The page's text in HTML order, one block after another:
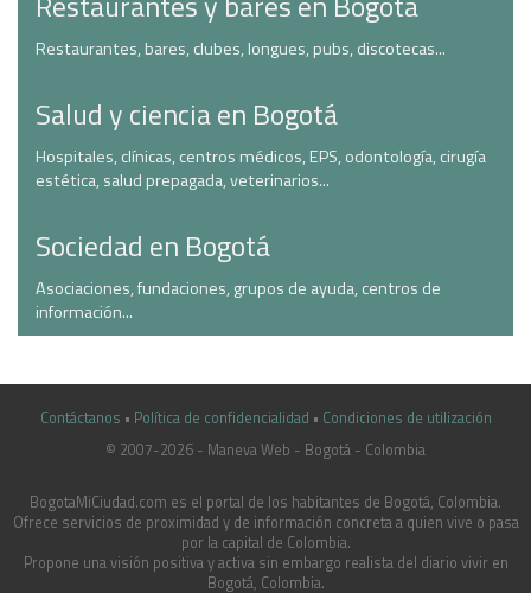
Restaurantes, bares, clubes, longues, pubs, discotecas...
Salud y ciencia en Bogotá
Hospitales, clínicas, centros médicos, EPS, odontología, cirugía
estética, salud prepagada, veterinarios...
Sociedad en Bogotá
Asociaciones, fundaciones, grupos de ayuda, centros de
información...
Contáctanos • Política de confidencialidad • Condiciones de utilización
© 2007-2026 - Maneva Web - Bogotá - Colombia
casinoluck.ca
BogotaMiCiudad.com es el portal de los habitantes de Bogotá, Colombia.
Ofrece servicios de proximidad y de información concreta a quien vive o pasa
por la capital de Colombia.
Propone una visión positiva y activa sin embargo realista del diario vivir en
Bogotá, Colombia.